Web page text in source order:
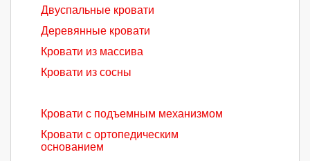
Двуспальные кровати
Деревянные кровати
Кровати из массива
Кровати из сосны
Кровати с подъемным механизмом
Кровати с ортопедическим
основанием